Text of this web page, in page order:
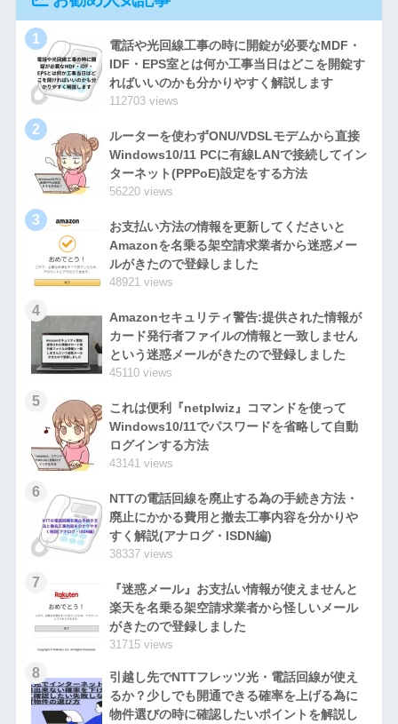
1
電話や光回線工事の時に開錠が必要なMDF・
IDF・EPS室とは何か工事当日はどこを開錠す
ればいいのかも分かりやすく解説します
112703 views
2
ルーターを使わずONU/VDSLモデムから直接
Windows10/11 PCに有線LANで接続してイン
ターネット(PPPoE)設定をする方法
56220 views
3
お支払い方法の情報を更新してくださいと
Amazonを名乗る架空請求業者から迷惑メー
ルがきたので登録しました
48921 views
4
Amazonセキュリティ警告:提供された情報が
カード発行者ファイルの情報と一致しません
という迷惑メールがきたので登録しました
45110 views
5
これは便利『netplwiz』コマンドを使って
Windows10/11でパスワードを省略して自動
ログインする方法
43141 views
6
NTTの電話回線を廃止する為の手続き方法・
廃止にかかる費用と撤去工事内容を分かりや
すく解説(アナログ・ISDN編)
38337 views
7
『迷惑メール』お支払い情報が使えませんと
楽天を名乗る架空請求業者から怪しいメール
がきたので登録しました
31715 views
8
引越し先でNTTフレッツ光・電話回線が使え
るか？少しでも開通できる確率を上げる為に
物件選びの時に確認したいポイントを解説し